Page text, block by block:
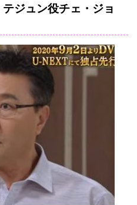
ジュン役チェ・ジョ